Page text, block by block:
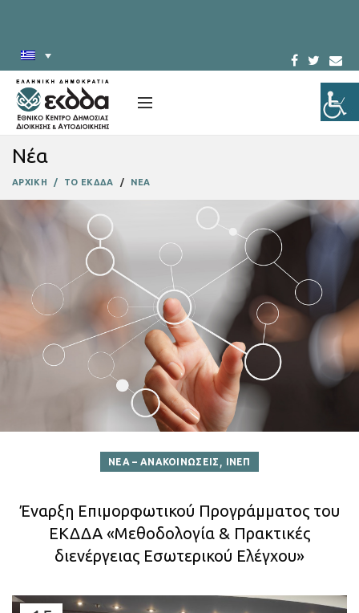
Νέα
ΑΡΧΙΚΗ ΤΟ ΕΚΔΔΑ ΝΕΑ
ΝΕΑ – ΑΝΑΚΟΙΝΩΣΕΙΣ , ΙΝΕΠ
Έναρξη Επιμορφωτικού Προγράμματος του
ΕΚΔΔΑ «Μεθοδολογία & Πρακτικές
διενέργειας Εσωτερικού Ελέγχου»